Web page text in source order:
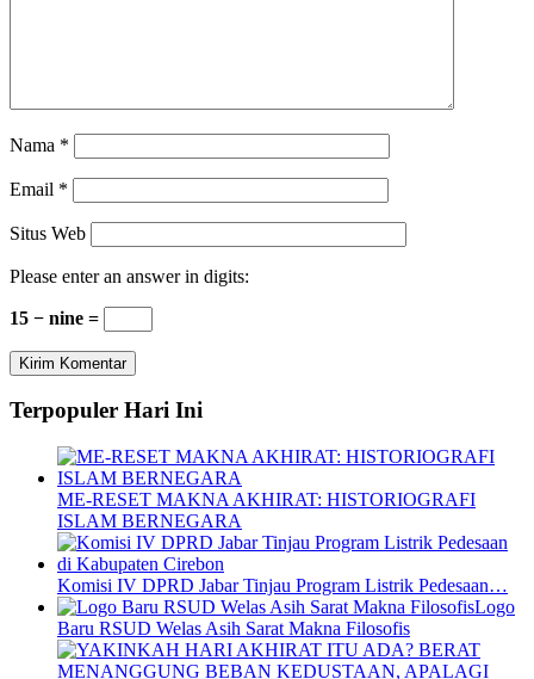
Nama *
Email *
Situs Web
Please enter an answer in digits:
15 − nine =
Terpopuler Hari Ini
ME-RESET MAKNA AKHIRAT: HISTORIOGRAFI
ISLAM BERNEGARA
Komisi IV DPRD Jabar Tinjau Program Listrik Pedesaan…
Logo
Baru RSUD Welas Asih Sarat Makna Filosofis